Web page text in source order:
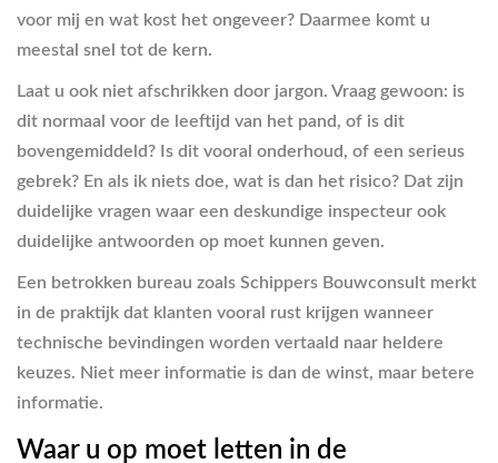
voor mij en wat kost het ongeveer? Daarmee komt u
meestal snel tot de kern.
Laat u ook niet afschrikken door jargon. Vraag gewoon: is
dit normaal voor de leeftijd van het pand, of is dit
bovengemiddeld? Is dit vooral onderhoud, of een serieus
gebrek? En als ik niets doe, wat is dan het risico? Dat zijn
duidelijke vragen waar een deskundige inspecteur ook
duidelijke antwoorden op moet kunnen geven.
Een betrokken bureau zoals Schippers Bouwconsult merkt
in de praktijk dat klanten vooral rust krijgen wanneer
technische bevindingen worden vertaald naar heldere
keuzes. Niet meer informatie is dan de winst, maar betere
informatie.
Waar u op moet letten in de